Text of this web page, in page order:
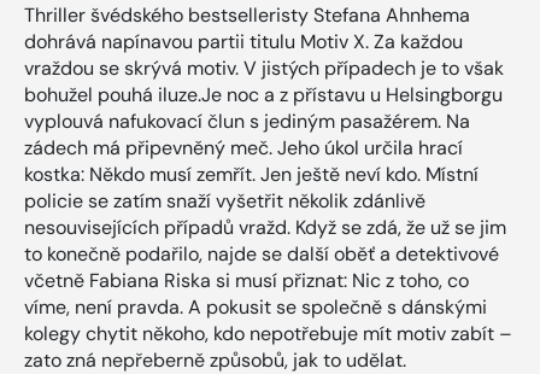
Thriller švédského bestselleristy Stefana Ahnhema
dohrává napínavou partii titulu Motiv X. Za každou
vraždou se skrývá motiv. V jistých případech je to však
bohužel pouhá iluze.Je noc a z přístavu u Helsingborgu
vyplouvá nafukovací člun s jediným pasažérem. Na
zádech má připevněný meč. Jeho úkol určila hrací
kostka: Někdo musí zemřít. Jen ještě neví kdo. Místní
policie se zatím snaží vyšetřit několik zdánlivě
nesouvisejících případů vražd. Když se zdá, že už se jim
to konečně podařilo, najde se další oběť a detektivové
včetně Fabiana Riska si musí přiznat: Nic z toho, co
víme, není pravda. A pokusit se společně s dánskými
kolegy chytit někoho, kdo nepotřebuje mít motiv zabít –
zato zná nepřeberně způsobů, jak to udělat.